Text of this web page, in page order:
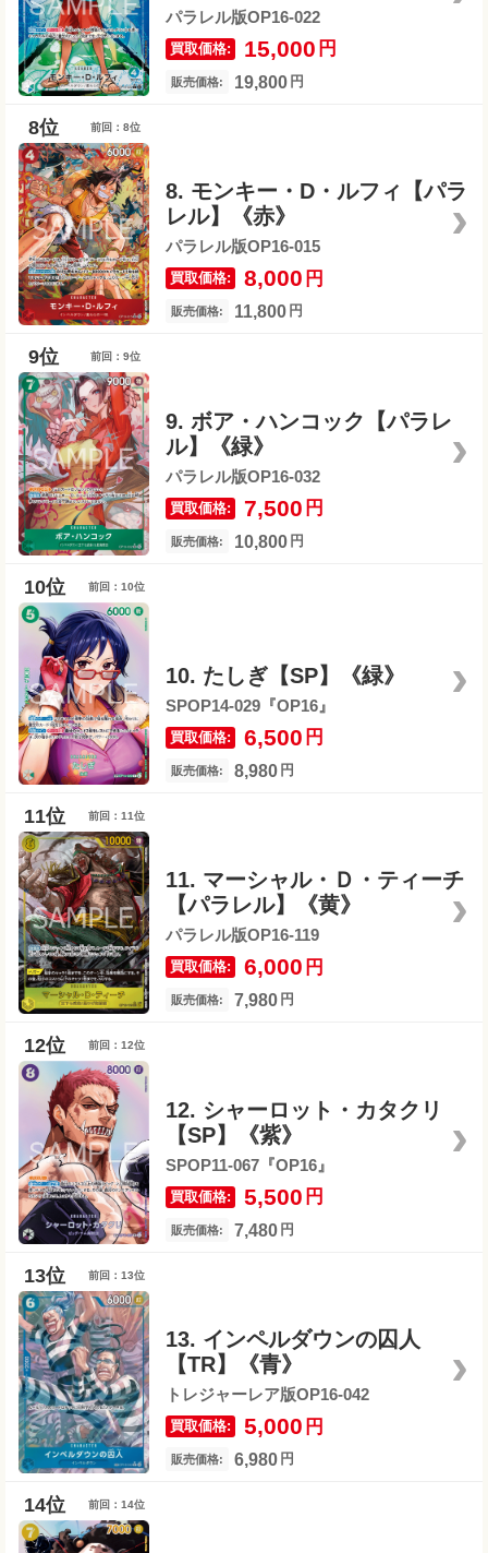
パラレル版OP16-022
買取価格: 15,000 円
販売価格: 19,800 円
前回：8位
8. モンキー・D・ルフィ【パラ
レル】《赤》
パラレル版OP16-015
買取価格: 8,000 円
販売価格: 11,800 円
前回：9位
9. ボア・ハンコック【パラレ
ル】《緑》
パラレル版OP16-032
買取価格: 7,500 円
販売価格: 10,800 円
前回：10位
10. たしぎ【SP】《緑》
SPOP14-029『OP16』
買取価格: 6,500 円
販売価格: 8,980 円
前回：11位
11. マーシャル・Ｄ・ティーチ
【パラレル】《黄》
パラレル版OP16-119
買取価格: 6,000 円
販売価格: 7,980 円
前回：12位
12. シャーロット・カタクリ
【SP】《紫》
SPOP11-067『OP16』
買取価格: 5,500 円
販売価格: 7,480 円
前回：13位
13. インペルダウンの囚人
【TR】《青》
トレジャーレア版OP16-042
買取価格: 5,000 円
販売価格: 6,980 円
前回：14位